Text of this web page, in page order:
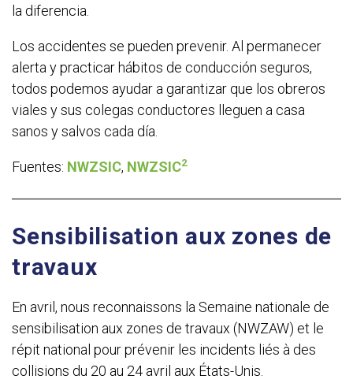
la diferencia.
Los accidentes se pueden prevenir. Al permanecer
alerta y practicar hábitos de conducción seguros,
todos podemos ayudar a garantizar que los obreros
viales y sus colegas conductores lleguen a casa
sanos y salvos cada día.
Fuentes: NWZSIC, NWZSIC2
Sensibilisation aux zones de
travaux
En avril, nous reconnaissons la Semaine nationale de
sensibilisation aux zones de travaux (NWZAW) et le
répit national pour prévenir les incidents liés à des
collisions du 20 au 24 avril aux États-Unis